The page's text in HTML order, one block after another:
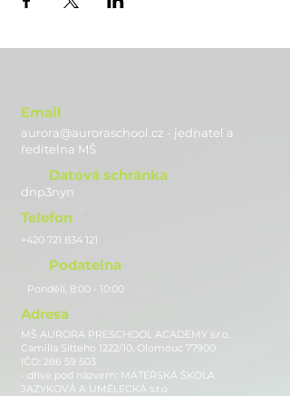
Email
aurora@auroraschool.cz - jednatel a
ředitelna MŠ
Datová schránka
dnp3nyn
Telefon
+420 721 834 121
Podatelna
Pondělí, 8:00 - 10:00
Adresa
MŠ AURORA PRESCHOOL ACADEMY s.r.o.
Camilla Sitteho 1222/10, Olomouc 77900
IČO: 286 59 503
- dříve pod názvem: MATEŘSKÁ ŠKOLA
JAZYKOVÁ A UMĚLECKÁ s.r.o.